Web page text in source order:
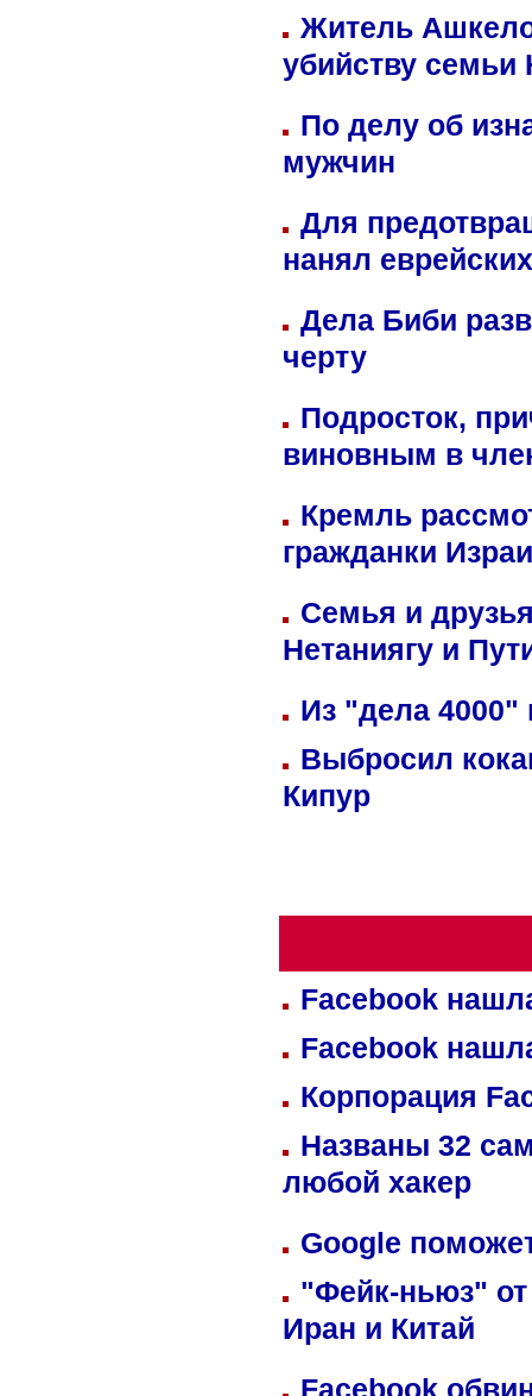
Житель
убийству семьи
По делу об
мужчин
Для
нанял
Дела Биби
черту
Подросток,
виновным в
Кремль
гражданки
Семья и
Нетаниягу и
Из "дела 4000"
Выбросил
Кипур
Facebook
Facebook
Корпорация
Названы 32
любой хакер
Google
"Фейк-ньюз" от
Иран и Китай